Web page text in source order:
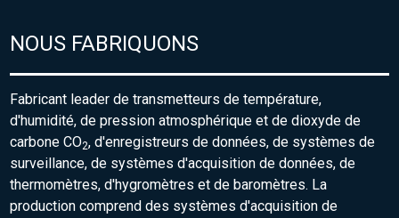
NOUS FABRIQUONS
Fabricant leader de transmetteurs de température,
d'humidité, de pression atmosphérique et de dioxyde de
carbone CO2, d'enregistreurs de données, de systèmes de
surveillance, de systèmes d'acquisition de données, de
thermomètres, d'hygromètres et de baromètres. La
production comprend des systèmes d'acquisition de